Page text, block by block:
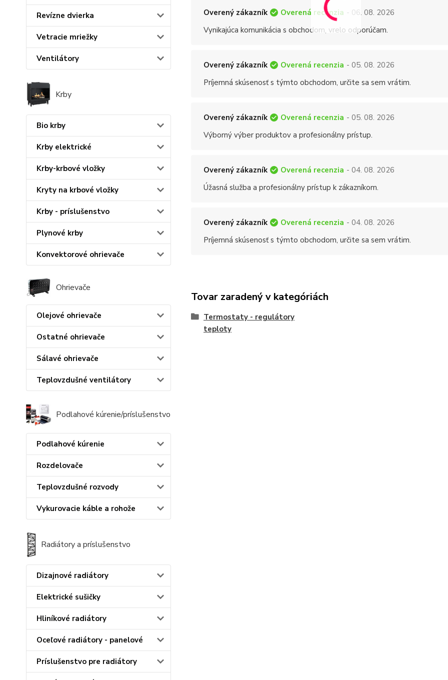
Revízne dvierka
Vetracie mriežky
Ventilátory
Krby
Bio krby
Krby elektrické
Krby-krbové vložky
Kryty na krbové vložky
Krby - príslušenstvo
Plynové krby
Konvektorové ohrievače
Ohrievače
Olejové ohrievače
Ostatné ohrievače
Sálavé ohrievače
Teplovzdušné ventilátory
Podlahové kúrenie/príslušenstvo
Podlahové kúrenie
Rozdelovače
Teplovzdušné rozvody
Vykurovacie káble a rohože
Radiátory a príslušenstvo
Dizajnové radiátory
Elektrické sušičky
Hliníkové radiátory
Oceľové radiátory - panelové
Príslušenstvo pre radiátory
Overený zákazník Overená recenzia - 06. 08. 2026
Vynikajúca komunikácia s obchodom, vrelo odporúčam.
Overený zákazník Overená recenzia - 05. 08. 2026
Príjemná skúsenosť s týmto obchodom, určite sa sem vrátim.
Overený zákazník Overená recenzia - 05. 08. 2026
Výborný výber produktov a profesionálny prístup.
Overený zákazník Overená recenzia - 04. 08. 2026
Úžasná služba a profesionálny prístup k zákazníkom.
Overený zákazník Overená recenzia - 04. 08. 2026
Príjemná skúsenosť s týmto obchodom, určite sa sem vrátim.
Tovar zaradený v kategóriách
Termostaty - regulátory
teploty